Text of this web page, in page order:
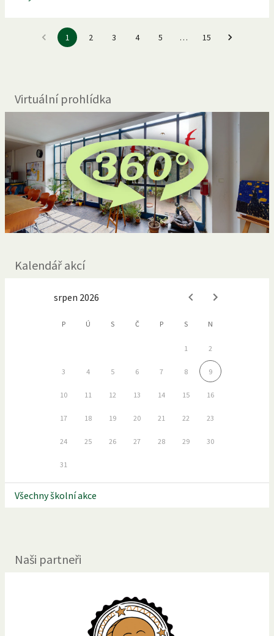
1 2 3 4 5 … 15
Virtuální prohlídka
Kalendář akcí
srpen 2026
P Ú S Č P S N
1 2
3 4 5 6 7 8 9
10 11 12 13 14 15 16
17 18 19 20 21 22 23
24 25 26 27 28 29 30
31
Všechny školní akce
Naši partneři